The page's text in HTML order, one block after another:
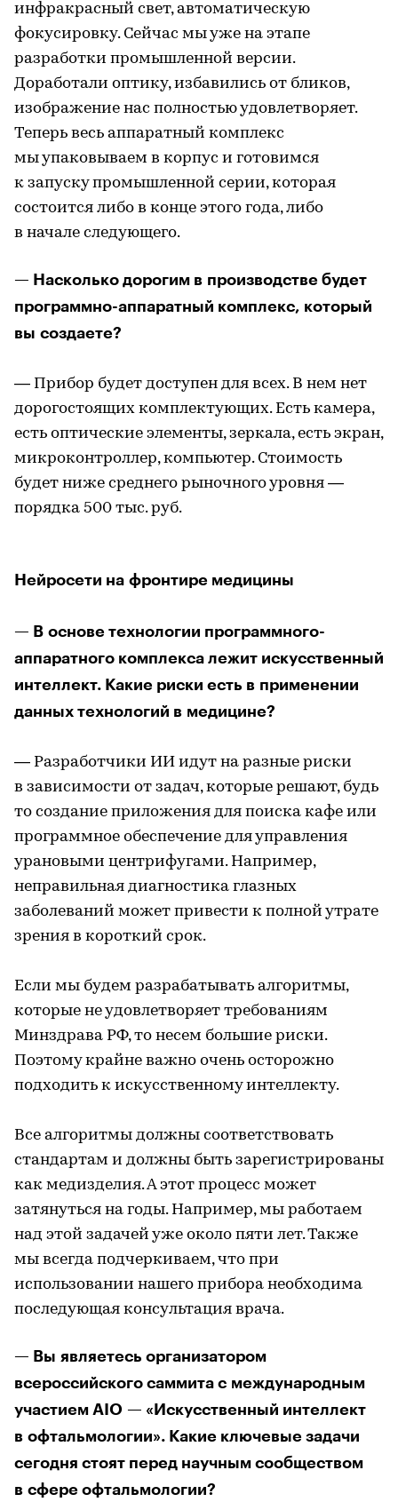
инфракрасный свет, автоматическую
фокусировку. Сейчас мы уже на этапе
разработки промышленной версии.
Доработали оптику, избавились от бликов,
изображение нас полностью удовлетворяет.
Теперь весь аппаратный комплекс
мы упаковываем в корпус и готовимся
к запуску промышленной серии, которая
состоится либо в конце этого года, либо
в начале следующего.
— Насколько дорогим в производстве будет
программно-аппаратный комплекс, который
вы создаете?
— Прибор будет доступен для всех. В нем нет
дорогостоящих комплектующих. Есть камера,
есть оптические элементы, зеркала, есть экран,
микроконтроллер, компьютер. Стоимость
будет ниже среднего рыночного уровня —
порядка 500 тыс. руб.
Нейросети на фронтире медицины
— В основе технологии программного-
аппаратного комплекса лежит искусственный
интеллект. Какие риски есть в применении
данных технологий в медицине?
— Разработчики ИИ идут на разные риски
в зависимости от задач, которые решают, будь
то создание приложения для поиска кафе или
программное обеспечение для управления
урановыми центрифугами. Например,
неправильная диагностика глазных
заболеваний может привести к полной утрате
зрения в короткий срок.
Если мы будем разрабатывать алгоритмы,
которые не удовлетворяет требованиям
Минздрава РФ, то несем большие риски.
Поэтому крайне важно очень осторожно
подходить к искусственному интеллекту.
Все алгоритмы должны соответствовать
стандартам и должны быть зарегистрированы
как медизделия. А этот процесс может
затянуться на годы. Например, мы работаем
над этой задачей уже около пяти лет. Также
мы всегда подчеркиваем, что при
использовании нашего прибора необходима
последующая консультация врача.
— Вы являетесь организатором
всероссийского саммита с международным
участием AIO — «Искусственный интеллект
в офтальмологии». Какие ключевые задачи
сегодня стоят перед научным сообществом
в сфере офтальмологии?